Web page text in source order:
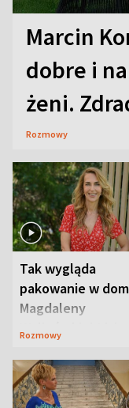
Marcin
dobre i na
żeni.
Rozmowy
Tak wygląda
pakowanie w
Magdaleny
Waligórskiej-
Rozmowy